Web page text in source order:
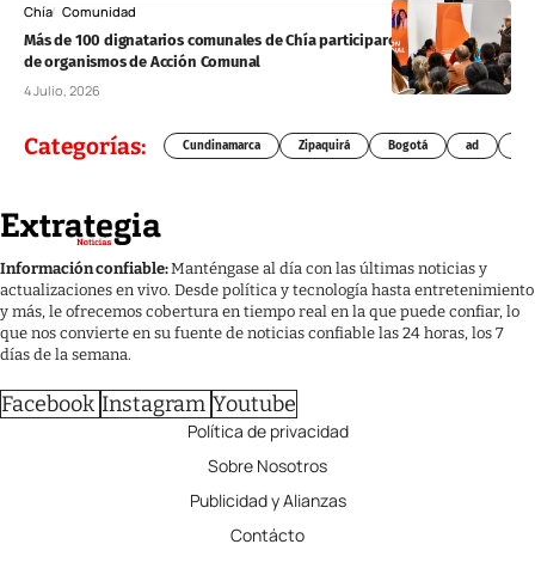
Chía Comunidad
Más de 100 dignatarios comunales de Chía participaron en la posesión
de organismos de Acción Comunal
4 Julio, 2026
Categorías: Cundinamarca Zipaquirá Bogotá ad
Información confiable:Manténgase al día con las últimas noticias y
actualizaciones en vivo. Desde política y tecnología hasta entretenimiento
y más, le ofrecemos cobertura en tiempo real en la que puede confiar, lo
que nos convierte en su fuente de noticias confiable las 24 horas, los 7
días de la semana.
Facebook Instagram Youtube
Política de privacidad
Sobre Nosotros
Publicidad y Alianzas
Contácto